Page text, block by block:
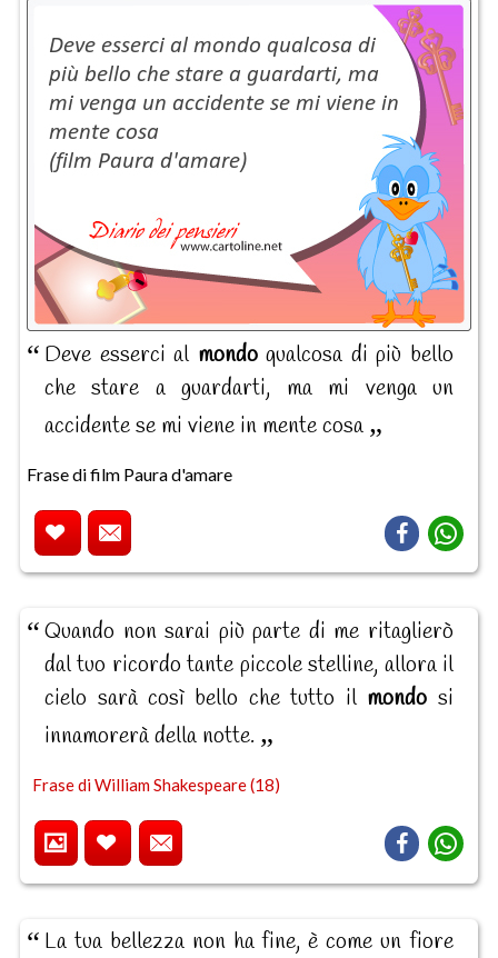
Deve esserci al mondoqualcosa di più bello
che stare a guardarti, ma mi venga un
accidente se mi viene in mente cosa
Frase di film Paura d'amare
Quando non sarai più parte di me ritaglierò
dal tuo ricordo tante piccole stelline, allora il
cielo sarà così bello che tutto il mondo si
innamorerà della notte.
Frase di William Shakespeare (18)
La tua bellezza non ha fine, è come un fiore